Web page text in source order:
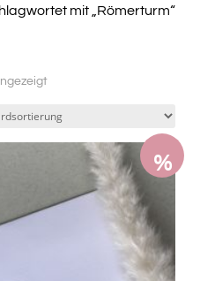
mit „Römerturm“
%